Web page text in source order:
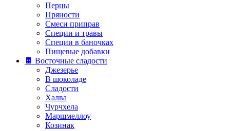
Перцы
Пряности
Смеси приправ
Специи и травы
Специи в баночках
Пищевые добавки
🍫 Восточные сладости
Джезерье
В шоколаде
Сладости
Халва
Чурчхела
Маршмеллоу
Козинак